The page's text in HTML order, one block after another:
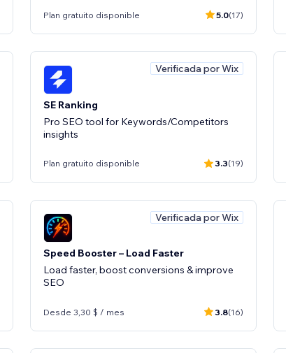
Plan gratuito disponible 5.0(17)
Verificada por Wix
SE Ranking
Pro SEO tool for Keywords/Competitors
insights
Plan gratuito disponible 3.3(19)
Verificada por Wix
Speed Booster – Load Faster
Load faster, boost conversions & improve
SEO
Desde 3,30 $ / mes 3.8(16)